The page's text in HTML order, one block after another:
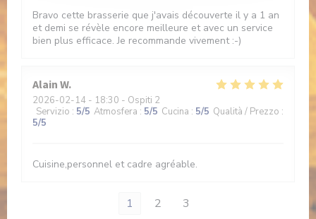
Bravo cette brasserie que j'avais découverte il y a 1 an
et demi se révèle encore meilleure et avec un service
bien plus efficace. Je recommande vivement :-)
Alain W
2026-02-14 - 18:30 - Ospiti 2
Servizio : 5/5 Atmosfera : 5/5 Cucina : 5/5 Qualità / Prezzo :
5/5
Cuisine,personnel et cadre agréable.
1 2 3